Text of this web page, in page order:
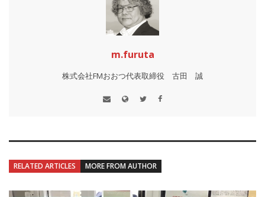
m.furuta
株式会社FMおおつ代表取締役 古田 誠
RELATED ARTICLES MORE FROM AUTHOR